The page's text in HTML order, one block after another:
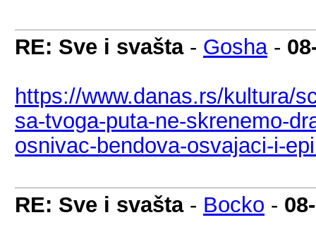
RE: Sve i svašta- Gosha-
https://www.danas.rs/kultura/
sa-tvoga-puta-ne-skrenemo-
osnivac-bendova-osvajaci-i-
RE: Sve i svašta- Bocko -